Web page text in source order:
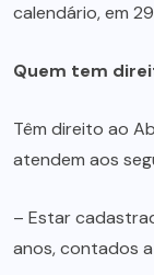
calendário, em
Quem tem
Têm direito ao
atendem aos
– Estar
anos, contados